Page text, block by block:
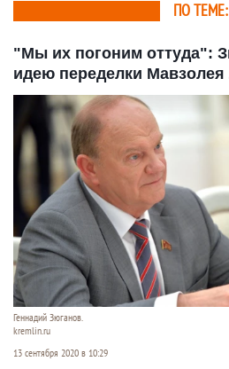
ПО ТЕМЕ:
"Мы их погоним оттуда":
идею переделки
Геннадий Зюганов.
kremlin.ru
13 сентября 2020 в 10:29